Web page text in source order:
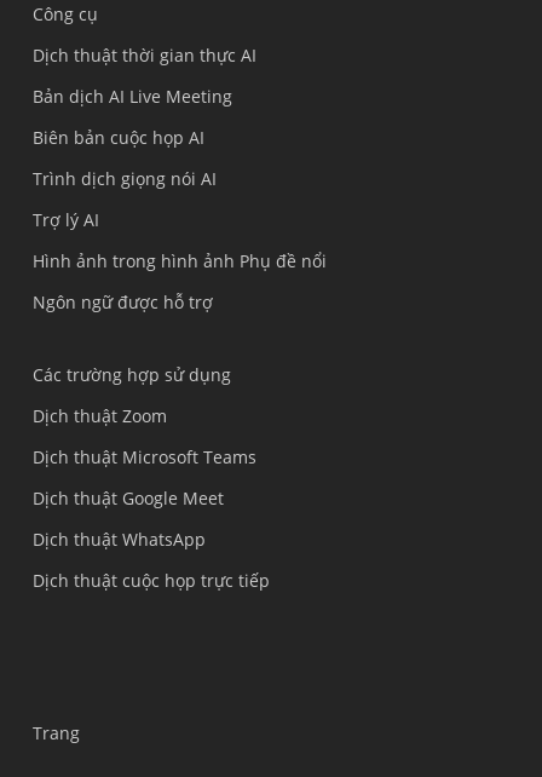
Công cụ
Dịch thuật thời gian thực AI
Bản dịch AI Live Meeting
Biên bản cuộc họp AI
Trình dịch giọng nói AI
Trợ lý AI
Hình ảnh trong hình ảnh Phụ đề nổi
Ngôn ngữ được hỗ trợ
Các trường hợp sử dụng
Dịch thuật Zoom
Dịch thuật Microsoft Teams
Dịch thuật Google Meet
Dịch thuật WhatsApp
Dịch thuật cuộc họp trực tiếp
Trang